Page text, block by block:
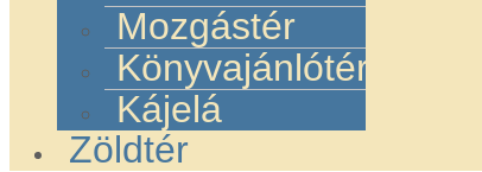
Mozgástér
Könyvajánlótér
Kájelá
Zöldtér